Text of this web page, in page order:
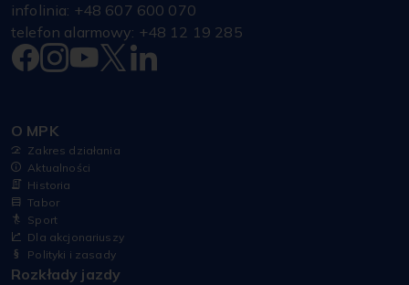
infolinia: +48 607 600 070
telefon alarmowy: +48 12 19 285
O MPK
Zakres działania
Aktualności
Historia
Tabor
Sport
Dla akcjonariuszy
Polityki i zasady
Rozkłady jazdy